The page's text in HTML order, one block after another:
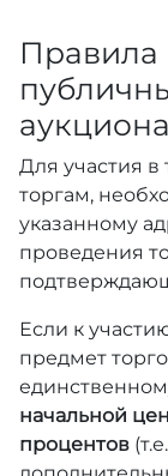
Правила
аукциона
Для участия в
торгам,
указанному
проведения
Если к
предмет
начальной
процентов